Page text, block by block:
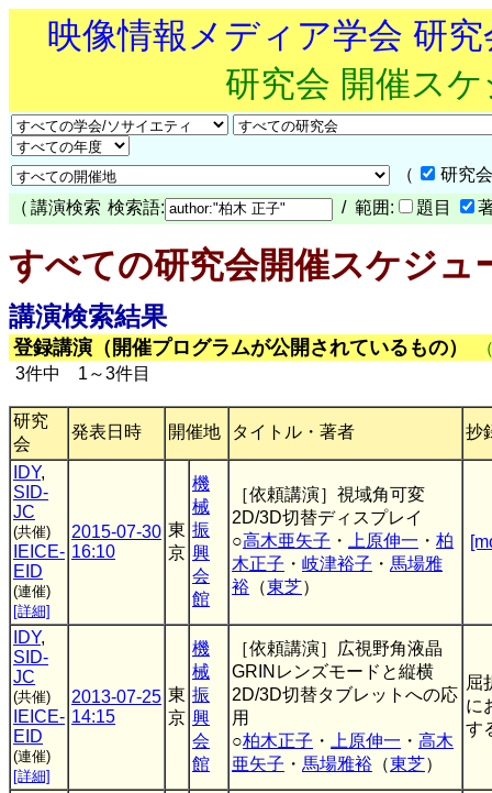
映像情報メディア学会 研
研究会 開催ス
（
研究
（ 講演検索 検索語: / 範囲: 題目
すべての研究会開催スケジュ
講演検索結果
登録講演（開催プログラムが公開されているもの）
3件中 1～3件目
研究
会
発表日時 開催地 タイトル・著者 抄
IDY,
SID-
JC
(共催)
IEICE-
EID
(連催)
[詳細]
2015-07-30
16:10
東
京
機
械
振
興
会
館
［依頼講演］視域角可変
2D/3D切替ディスプレイ
○高木亜矢子 ・ 上原伸一 ・ 柏
木正子 ・ 岐津裕子 ・ 馬場雅
裕 （東芝）
IDY,
SID-
JC
(共催)
IEICE-
EID
(連催)
[詳細]
2013-07-25
14:15
東
京
機
械
振
興
会
館
［依頼講演］広視野角液晶
GRINレンズモードと縦横
2D/3D切替タブレットへの応
用
○柏木正子 ・ 上原伸一 ・ 高木
亜矢子 ・ 馬場雅裕 （東芝）
屈
に
す